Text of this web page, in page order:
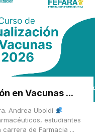
en Vacunas ...
Andrea Uboldi
estudiantes
carrera de Farmacia ...